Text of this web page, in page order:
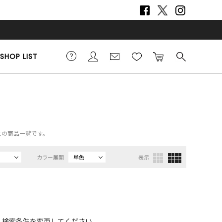
SHOP LIST
商品一覧です。
カラー展開 単色 表示